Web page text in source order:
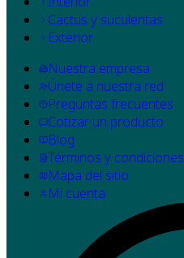
Cactus y suculentas
Exterior
Nuestra empresa
Únete a nuestra red
Preguntas frecuentes
Cotizar un producto
Blog
Términos y condiciones
Mapa del sitio
Mi cuenta